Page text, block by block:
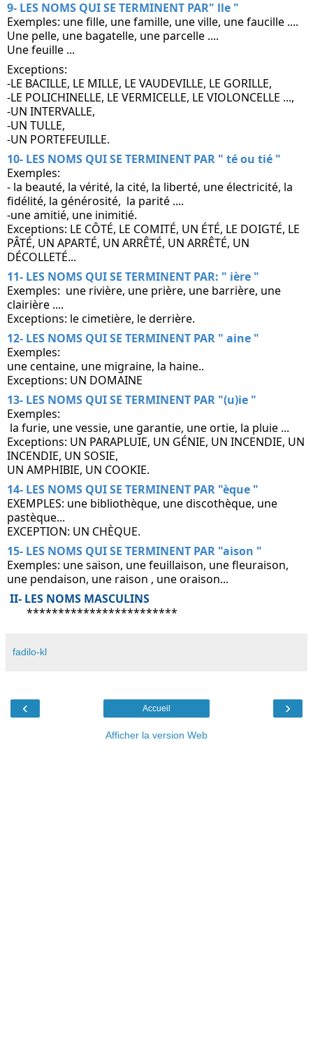
9- LES NOMS QUI SE TERMINENT PAR" lle "
Exemples: une fille, une famille, une ville, une faucille ....
Une pelle, une bagatelle, une parcelle ....
Une feuille ...
Exceptions:
-LE BACILLE, LE MILLE, LE VAUDEVILLE, LE GORILLE,
-LE POLICHINELLE, LE VERMICELLE, LE VIOLONCELLE ...,
-UN INTERVALLE,
-UN TULLE,
-UN PORTEFEUILLE.
10- LES NOMS QUI SE TERMINENT PAR " té ou tié "
Exemples:
- la beauté, la vérité, la cité, la liberté, une électricité, la
fidélité, la générosité,  la parité ....
-une amitié, une inimitié.
Exceptions: LE CÔTÉ, LE COMITÉ, UN ÉTÉ, LE DOIGTÉ, LE
PÂTÉ, UN APARTÉ, UN ARRÊTÉ, UN ARRÊTÉ, UN
DÉCOLLETÉ...
11- LES NOMS QUI SE TERMINENT PAR: " ière "
Exemples:  une rivière, une prière, une barrière, une
clairière ....
Exceptions: le cimetière, le derrière.
12- LES NOMS QUI SE TERMINENT PAR " aine "
Exemples:
une centaine, une migraine, la haine..
Exceptions: UN DOMAINE
13- LES NOMS QUI SE TERMINENT PAR "(u)ie "
Exemples:
la furie, une vessie, une garantie, une ortie, la pluie ...
Exceptions: UN PARAPLUIE, UN GÉNIE, UN INCENDIE, UN
INCENDIE, UN SOSIE,
UN AMPHIBIE, UN COOKIE.
14- LES NOMS QUI SE TERMINENT PAR "èque "
EXEMPLES: une bibliothèque, une discothèque, une
pastèque...
EXCEPTION: UN CHÈQUE.
15- LES NOMS QUI SE TERMINENT PAR "aison "
Exemples: une saison, une feuillaison, une fleuraison,
une pendaison, une raison , une oraison...
II- LES NOMS MASCULINS
       ************************
fadilo-kl
‹ ›
Accueil
Afficher la version Web